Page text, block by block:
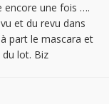
encore une fois ….
et du revu dans
part le mascara et
du lot. Biz